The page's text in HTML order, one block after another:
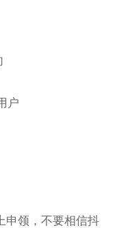
户
申领，不要相信抖